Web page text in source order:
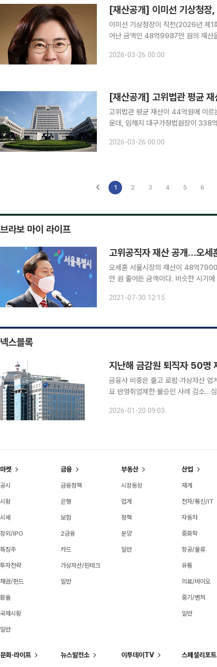
이미선 기상청장이 직전(2026년 제1회
어난 금액인 48억9987만 원의 재산을 신고했다. 26일 정부공직자윤리
만원을 신고했다. 재산 분야
2026-03-26 00:00
고위법관 평균 재산이 44억원에 이
운데, 임해지 대구가정법원장이 338억원으로 가
평균은 44억4900여만원이다. 지난
2026-03-26 00:00
1 2 3 4 5 6
브라보 마이 라이프
고위공직자 재산 공개…오
오세훈 서울시장의 재산이 48억
만 원 줄어든 금액이다. 비슷한 시기
전·현직 고위공직자 105명의 재산 등
2021-07-30 12:15
넥스블록
지난해 금감원 퇴직자 50명
금융사 비중은 줄고 로펌·가상자산
요 반영취업제한·불승인 사례 감소…심사 실효성 논란도 지난해
인원은 전년과 비슷한 수준을 유지했
2026-01-20 09:03
마켓
공시
시황
시세
장외/IPO
특징주
투자전략
채권/펀드
환율
국제시황
일반
금융
금융정책
은행
보험
2금융
카드
가상자산/핀테크
일반
부동산
시장동향
업계
정책
분양
일반
산업
재계
전자/통신/IT
자동차
중화학
항공/물류
유통
의료/바이오
중기/벤처
일반
문화·라이프 뉴스발전소 이투데이TV 스페셜리포트